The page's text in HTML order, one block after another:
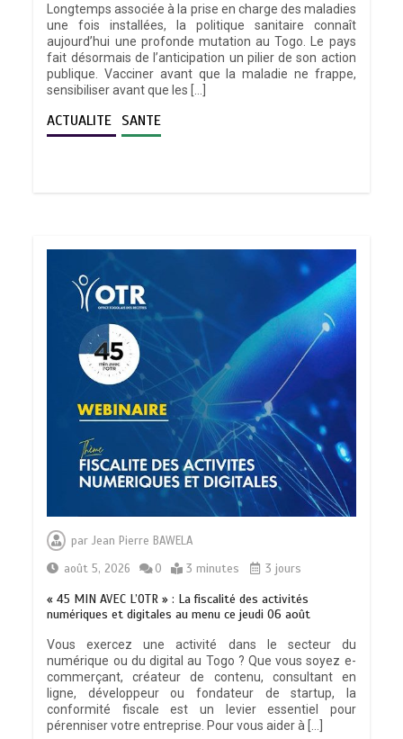
Longtemps associée à la prise en charge des maladies
une fois installées, la politique sanitaire connaît
aujourd’hui une profonde mutation au Togo. Le pays
fait désormais de l’anticipation un pilier de son action
publique. Vacciner avant que la maladie ne frappe,
sensibiliser avant que les […]
ACTUALITE SANTE
parJean Pierre BAWELA
août 5, 2026
0 3 minutes 3 jours
« 45 MIN AVEC L’OTR » : La fiscalité des activités
numériques et digitales au menu ce jeudi 06 août
Vous exercez une activité dans le secteur du
numérique ou du digital au Togo ? Que vous soyez e-
commerçant, créateur de contenu, consultant en
ligne, développeur ou fondateur de startup, la
conformité fiscale est un levier essentiel pour
pérenniser votre entreprise. Pour vous aider à […]
TRANSFORMATION SOCIALE :
Feuille de route
5 minutes
TOGO : Sauver la mère devient un
indicateur de civilisation
4 minutes